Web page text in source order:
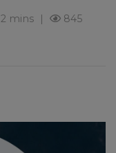
2 mins
845